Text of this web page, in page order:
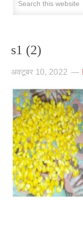
s1 (2)
अक्टूबर 10, 2022